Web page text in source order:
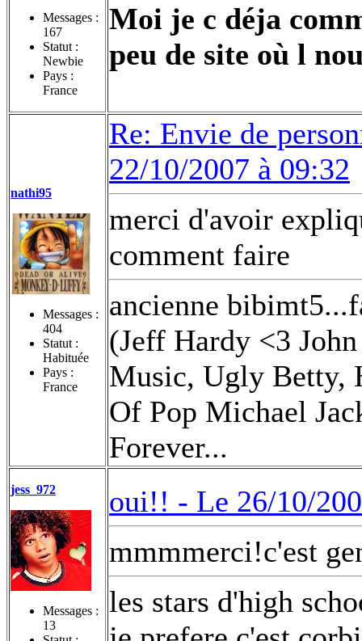
Messages :
167
Statut :
Newbie
Pays :
France
Moi je c déja
peu de site où l
nathi95
Messages :
404
Statut :
Habituée
Pays :
France
Re: Envie de
22/10/2007 à 09:32
merci d'avoir
comment faire
ancienne
(Jeff Hardy <3
Music, Ugly Betty,
Of Pop Michael
Forever...
jess_972
Messages :
13
oui!! - Le 26/10/
mmmmerci!c'est
les stars d'high